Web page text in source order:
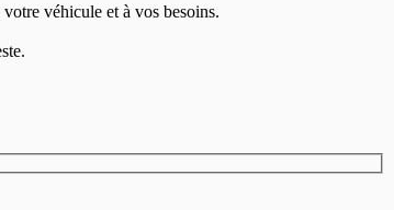
véhicule et à vos besoins.